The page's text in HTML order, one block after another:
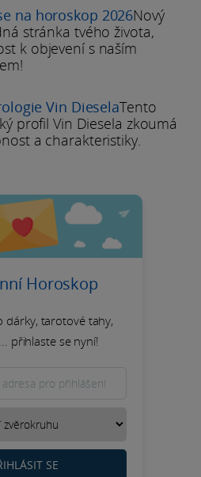
na horoskop 2026Nový
stránka tvého života,
k objevení s naším
Vin DieselaTento
profil Vin Diesela zkoumá
a charakteristiky.
Horoskop
dárky, tarotové tahy,
přihlaste se nyní!
SE